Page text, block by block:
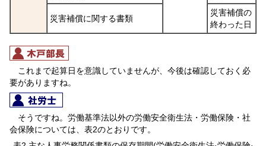
災害補償に関する書類
災害補償の
終わった日
これまで起算日を意識していませんが、今後は確認しておく必
要がありますね。
そうですね。労働基準法以外の労働安全衛生法・労働保険・社
会保険については、表2のとおりです。